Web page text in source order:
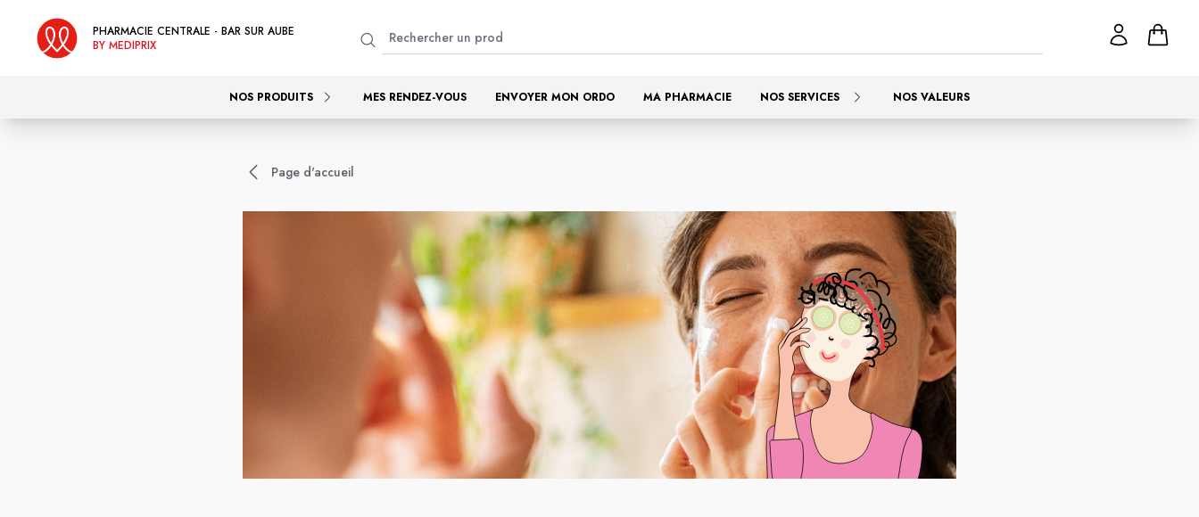
PHARMACIE CENTRALE - BAR SUR AUBE
BY MEDIPRIX
NOS PRODUITS MES RENDEZ-VOUS ENVOYER MON ORDO MA PHARMACIE NOS SERVICES NOS VALEURS
Page d'accueil